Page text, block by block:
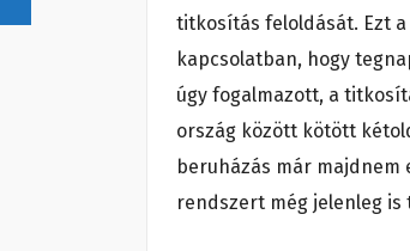
titkosítás feloldását. Ezt
kapcsolatban, hogy
úgy fogalmazott, a
ország között kötött
beruházás már majdnem
rendszert még jelenleg is